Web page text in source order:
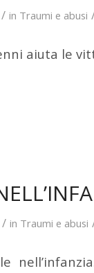
/ in Traumi e abusi
aiuta le
/ in Traumi e abusi